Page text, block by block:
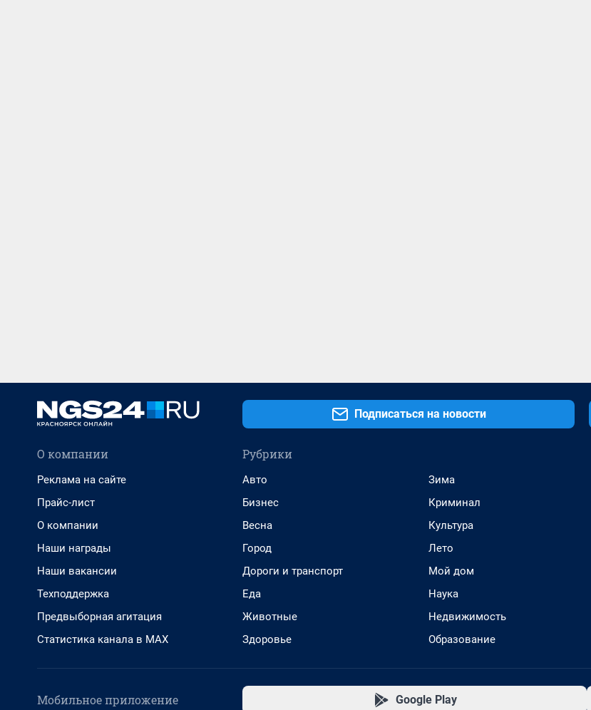
Подписаться на новости
О компании
Реклама на сайте
Прайс-лист
О компании
Наши награды
Наши вакансии
Техподдержка
Предвыборная агитация
Статистика канала в MAX
Рубрики
Авто
Бизнес
Весна
Город
Дороги и транспорт
Еда
Животные
Здоровье
Зима
Криминал
Культура
Лето
Мой дом
Наука
Недвижимость
Образование
Мобильное приложение Google Play